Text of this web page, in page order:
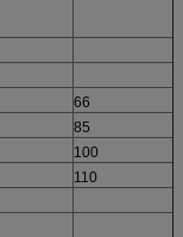
66
85
100
110